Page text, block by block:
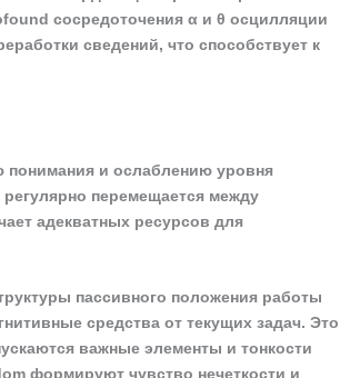
сосредоточения α и θ осцилляции
сведений, что способствует к
понимания и ослаблению уровня
перемещается между
адекватных ресурсов для
пассивного положения работы
средства от текущих задач. Это
важные элементы и тонкости
формируют чувство нечеткости и